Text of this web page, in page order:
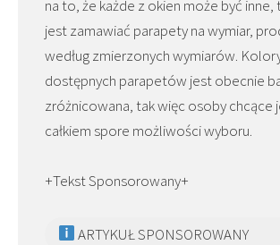
na to, że każde z okien może być
jest zamawiać parapety na wymiar,
według zmierzonych wymiarów.
dostępnych parapetów jest obecnie
zróżnicowana, tak więc osoby chcące
całkiem spore możliwości wyboru.
+Tekst Sponsorowany+
ARTYKUŁ SPONSOROWANY